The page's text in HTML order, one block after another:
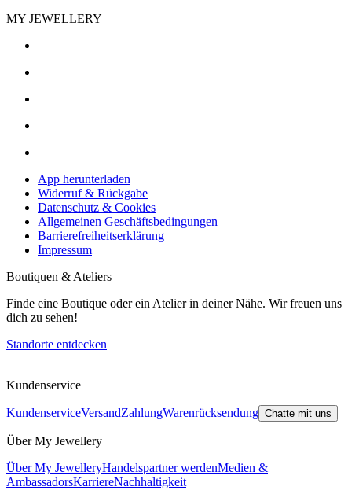
MY JEWELLERY
App herunterladen
Widerruf & Rückgabe
Datenschutz & Cookies
Allgemeinen Geschäftsbedingungen
Barrierefreiheitserklärung
Impressum
Boutiquen & Ateliers
Finde eine Boutique oder ein Atelier in deiner Nähe. Wir freuen uns
dich zu sehen!
Standorte entdecken
Kundenservice
KundenserviceVersandZahlungWarenrücksendung Chatte mit uns
Über My Jewellery
Über My JewelleryHandelspartner werdenMedien &
AmbassadorsKarriereNachhaltigkeit